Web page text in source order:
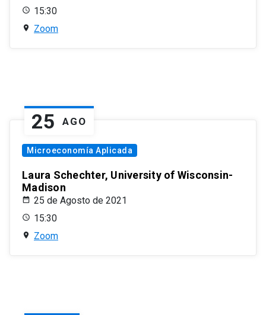
15:30
Zoom
25 AGO
Microeconomía Aplicada
Laura Schechter, University of Wisconsin-
Madison
25 de Agosto de 2021
15:30
Zoom